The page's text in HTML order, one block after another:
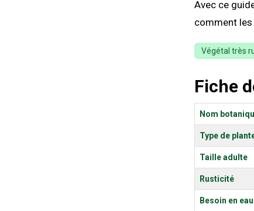
Avec ce
comment
Végétal très
Fiche
Nom
Type de
Taille adulte
Rusticité
Besoin en eau